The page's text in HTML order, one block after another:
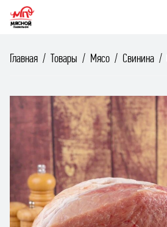
Главная Товары Мясо Свинина